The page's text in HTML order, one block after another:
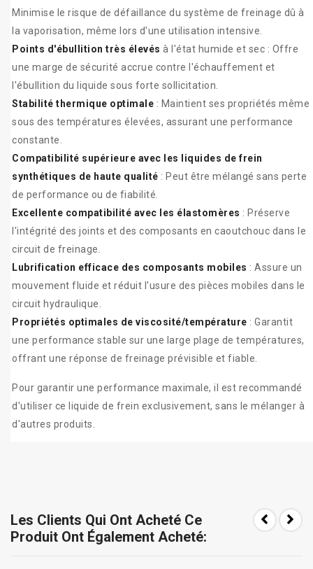
Minimise le risque de défaillance du système de freinage dû à
la vaporisation, même lors d'une utilisation intensive.
Points d'ébullition très élevés à l'état humide et sec : Offre
une marge de sécurité accrue contre l'échauffement et
l'ébullition du liquide sous forte sollicitation.
Stabilité thermique optimale : Maintient ses propriétés même
sous des températures élevées, assurant une performance
constante.
Compatibilité supérieure avec les liquides de frein
synthétiques de haute qualité : Peut être mélangé sans perte
de performance ou de fiabilité.
Excellente compatibilité avec les élastomères : Préserve
l'intégrité des joints et des composants en caoutchouc dans le
circuit de freinage.
Lubrification efficace des composants mobiles : Assure un
mouvement fluide et réduit l'usure des pièces mobiles dans le
circuit hydraulique.
Propriétés optimales de viscosité/température : Garantit
une performance stable sur une large plage de températures,
offrant une réponse de freinage prévisible et fiable.
Pour garantir une performance maximale, il est recommandé
d'utiliser ce liquide de frein exclusivement, sans le mélanger à
d'autres produits.
Les Clients Qui Ont Acheté Ce
Produit Ont Également Acheté: